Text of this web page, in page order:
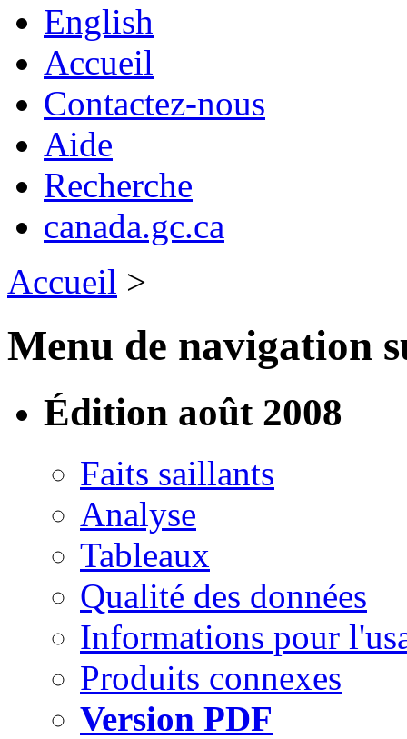
English
Accueil
Contactez-nous
Aide
Recherche
canada.gc.ca
Accueil >
Menu de navigation
Édition août 2008
Faits saillants
Analyse
Tableaux
Qualité des données
Informations pour
Produits connexes
Version PDF